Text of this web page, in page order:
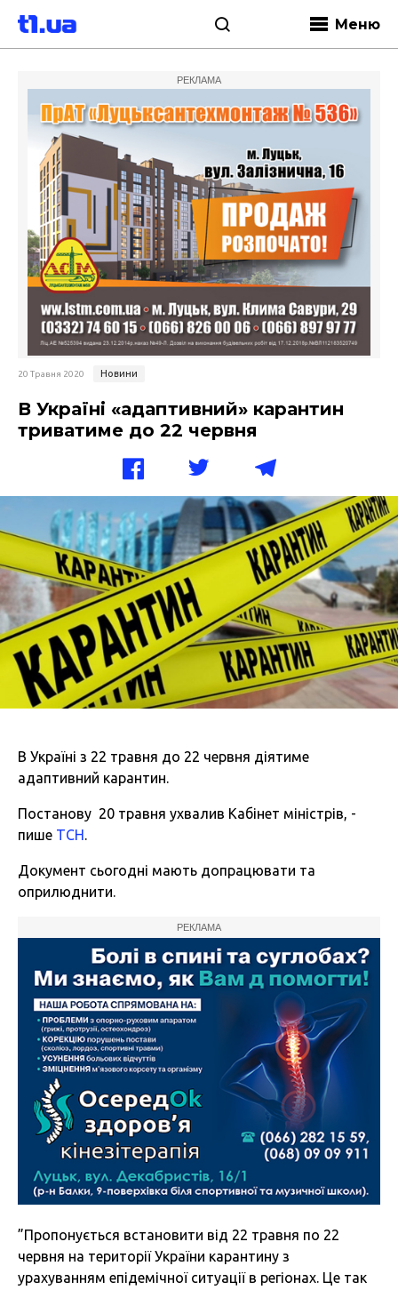
Меню
РЕКЛАМА
20 Травня 2020 Новини
В Україні «адаптивний» карантин
триватиме до 22 червня
В Україні з 22 травня до 22 червня діятиме
адаптивний карантин.
Постанову 20 травня ухвалив Кабінет міністрів, -
пише ТСН .
Документ сьогодні мають допрацювати та
оприлюднити.
РЕКЛАМА
”Пропонується встановити від 22 травня по 22
червня на території України карантину з
урахуванням епідемічної ситуації в регіонах. Це так